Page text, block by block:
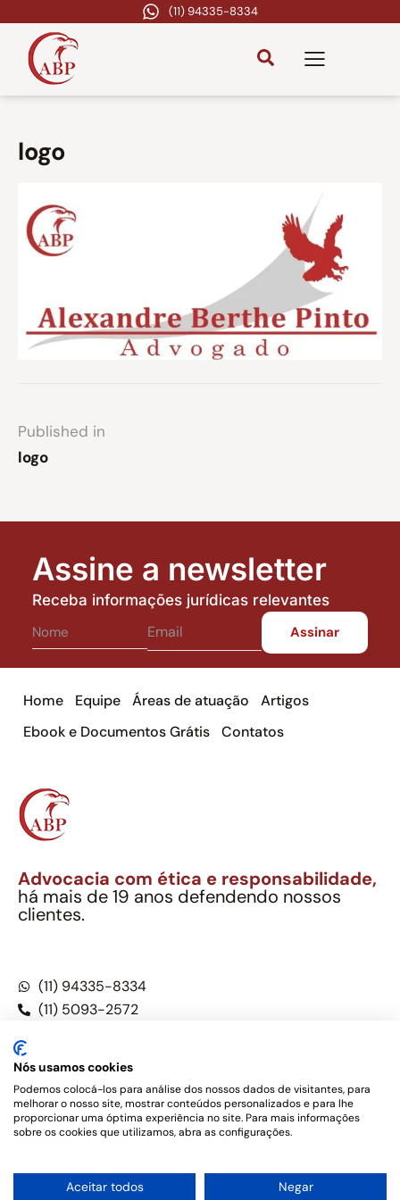
(11) 94335-8334
logo
Published in
logo
Assine a newsletter
Receba informações jurídicas relevantes
Home Equipe Áreas de atuação
Artigos
Ebook e Documentos Grátis
Contatos
Advocacia com ética e responsabilidade,
há mais de 19 anos defendendo nossos
clientes.
(11) 94335-8334
(11) 5093-2572
Este site não é um produto Meta Platforms, Inc., Google LLC,
tampouco oferece serviços públicos oficiais. Somos um
o Código de Ética e Disciplina da OAB do Brasil – Alexandre
Nós usamos cookies
Podemos colocá-los para análise dos nossos dados de visitantes, para
melhorar o nosso site, mostrar conteúdos personalizados e para lhe
proporcionar uma óptima experiência no site. Para mais informações
sobre os cookies que utilizamos, abra as configurações.
Aceitar todos Negar